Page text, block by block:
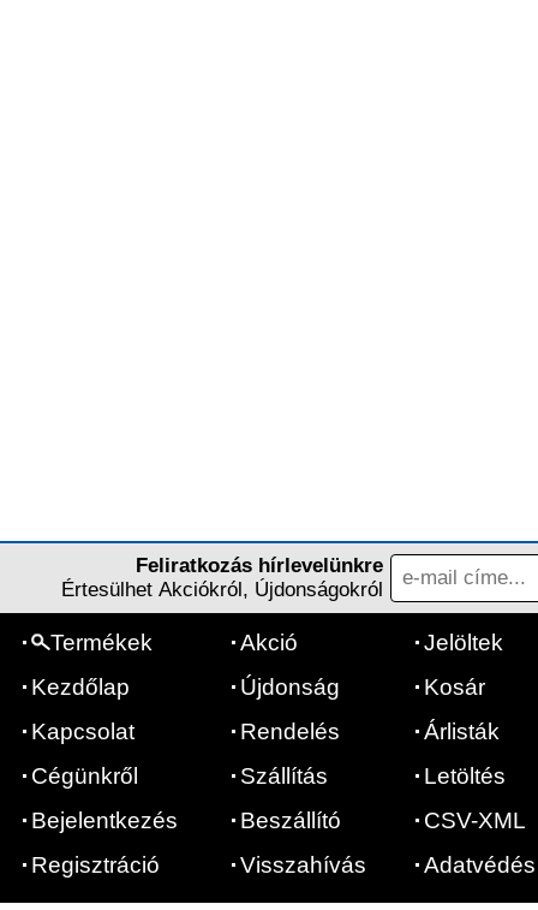
Feliratkozás hírlevelünkre
Értesülhet Akciókról, Újdonságokról
Termékek
Kezdőlap
Kapcsolat
Cégünkről
Bejelentkezés
Regisztráció
Akció
Újdonság
Rendelés
Szállítás
Beszállító
Visszahívás
Jelöltek
Kosár
Árlisták
Letöltés
CSV-XML
Adatvédés